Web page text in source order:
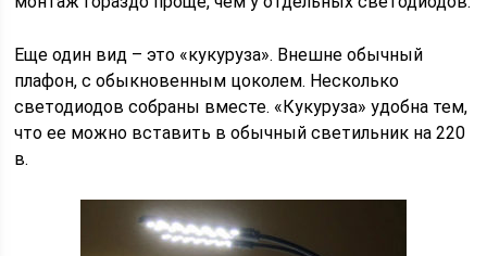
Еще один вид – это «кукуруза». Внешне обычный
плафон, с обыкновенным цоколем. Несколько
светодиодов собраны вместе. «Кукуруза» удобна тем,
что ее можно вставить в обычный светильник на 220
в.